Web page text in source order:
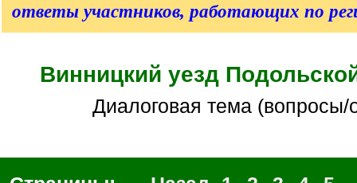
ответы участников, работающих по
Винницкий уезд
Диалоговая тема (вопросы/